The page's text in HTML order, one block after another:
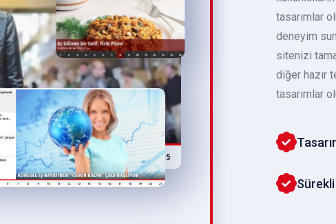
tasarımlar
deneyim
sitenizi
diğer hazır
tasarımlar